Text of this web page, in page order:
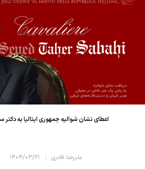
اعطای نشان شوالیه جمهوری ایتالیا به
علیرضا قادری ۱۴۰۴/۰۳/۲۱